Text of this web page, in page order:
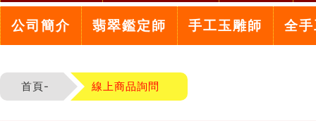
公司簡介 翡翠鑑定師 手工玉雕師 全
首頁- 線上商品詢問